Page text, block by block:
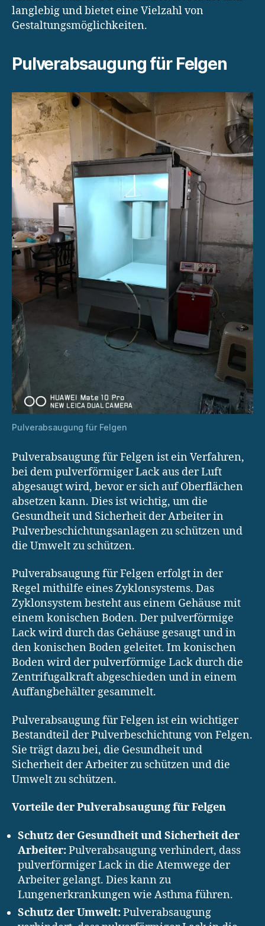
langlebig und bietet eine Vielzahl von
Gestaltungsmöglichkeiten.
Pulverabsaugung für Felgen
Pulverabsaugung für Felgen
Pulverabsaugung für Felgen ist ein Verfahren,
bei dem pulverförmiger Lack aus der Luft
abgesaugt wird, bevor er sich auf Oberflächen
absetzen kann. Dies ist wichtig, um die
Gesundheit und Sicherheit der Arbeiter in
Pulverbeschichtungsanlagen zu schützen und
die Umwelt zu schützen.
Pulverabsaugung für Felgen erfolgt in der
Regel mithilfe eines Zyklonsystems. Das
Zyklonsystem besteht aus einem Gehäuse mit
einem konischen Boden. Der pulverförmige
Lack wird durch das Gehäuse gesaugt und in
den konischen Boden geleitet. Im konischen
Boden wird der pulverförmige Lack durch die
Zentrifugalkraft abgeschieden und in einem
Auffangbehälter gesammelt.
Pulverabsaugung für Felgen ist ein wichtiger
Bestandteil der Pulverbeschichtung von Felgen.
Sie trägt dazu bei, die Gesundheit und
Sicherheit der Arbeiter zu schützen und die
Umwelt zu schützen.
Vorteile der Pulverabsaugung für Felgen
Schutz der Gesundheit und Sicherheit der
Arbeiter:Pulverabsaugung verhindert, dass
pulverförmiger Lack in die Atemwege der
Arbeiter gelangt. Dies kann zu
Lungenerkrankungen wie Asthma führen.
Schutz der Umwelt:Pulverabsaugung